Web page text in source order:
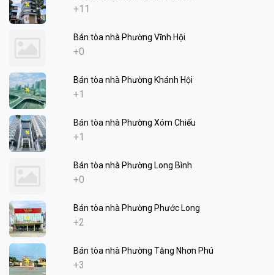
+11
Bán tòa nhà Phường Vĩnh Hội
+0
Bán tòa nhà Phường Khánh Hội
+1
Bán tòa nhà Phường Xóm Chiếu
+1
Bán tòa nhà Phường Long Bình
+0
Bán tòa nhà Phường Phước Long
+2
Bán tòa nhà Phường Tăng Nhơn Phú
+3